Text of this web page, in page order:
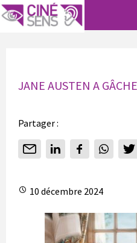
JANE AUSTEN A
Partager :
10 décembre 2024